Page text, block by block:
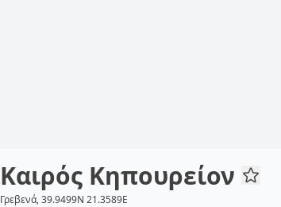
Καιρός Κηπουρείον
Γρεβενά, 39.9499N 21.3589E